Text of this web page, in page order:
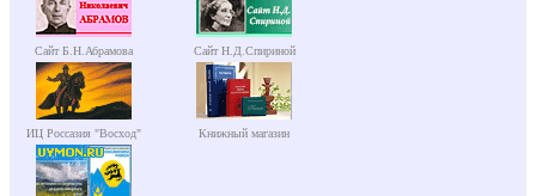
Сайт Б.Н.Абрамова Сайт Н.Д.Спириной
ИЦ Россазия "Восход" Книжный магазин